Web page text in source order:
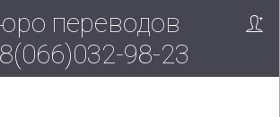
Вверх!
переводов
98-23